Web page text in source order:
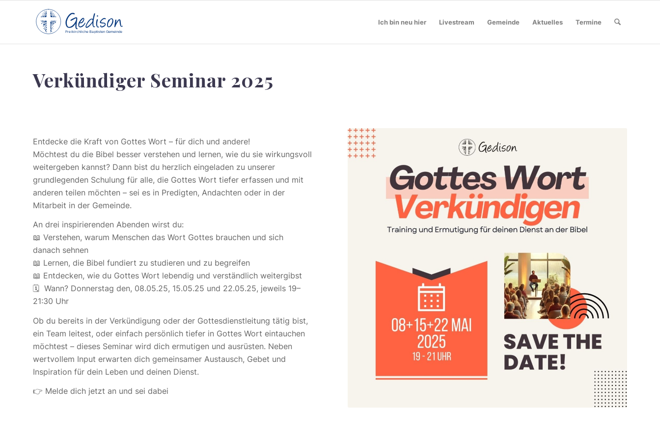
F reikirchlic he Ba ptisten Gemeinde
Ich bin neu hier Livestream Gemeinde Aktuelles Termine
Verkündiger Seminar 2025
Entdecke die Kraft von Gottes Wort – für dich und andere!
Möchtest du die Bibel besser verstehen und lernen, wie du sie wirkungsvoll
weitergeben kannst? Dann bist du herzlich eingeladen zu unserer
grundlegenden Schulung für alle, die Gottes Wort tiefer erfassen und mit
anderen teilen möchten – sei es in Predigten, Andachten oder in der
Mitarbeit in der Gemeinde.
An drei inspirierenden Abenden wirst du:
📖 Verstehen, warum Menschen das Wort Gottes brauchen und sich
danach sehnen
📖 Lernen, die Bibel fundiert zu studieren und zu begreifen
📖 Entdecken, wie du Gottes Wort lebendig und verständlich weitergibst
🗓 Wann? Donnerstag den, 08.05.25, 15.05.25 und 22.05.25, jeweils 19–
21:30 Uhr
Ob du bereits in der Verkündigung oder der Gottesdienstleitung tätig bist,
ein Team leitest, oder einfach persönlich tiefer in Gottes Wort eintauchen
möchtest – dieses Seminar wird dich ermutigen und ausrüsten. Neben
wertvollem Input erwarten dich gemeinsamer Austausch, Gebet und
Inspiration für dein Leben und deinen Dienst.
👉 Melde dich jetzt an und sei dabei